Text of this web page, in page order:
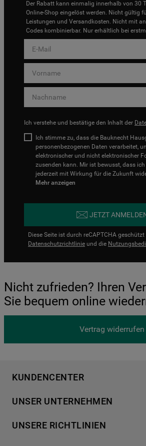
Der Rabatt kann einmalig innerhalb von 30
Online-Shop eingelöst werden. Nicht gültig
Leistungen und Versandkosten. Nicht mit
Codes kombinierbar. Nur erhältlich bei
Ich verstehe und bestätige den Inhalt der
Ich stimme zu, dass die Bauknecht
personenbezogenen Daten verarbeitet,
elektronischer und nicht elektronischer
zusenden kann. Mir ist bewusst, dass
jederzeit mit Wirkung für die Zukunft
Mehr anzeigen
JETZT
Diese Seite ist durch reCAPTCHA
Datenschutzrichtlinie und die
Nicht zufrieden? Ihren
Sie bequem online
Vertrag widerrufen
KUNDENCENTER
Händlersuche
Häufige Fragen
UNSER UNTERNEHMEN
Für Händler
UNSERE RICHTLINIEN